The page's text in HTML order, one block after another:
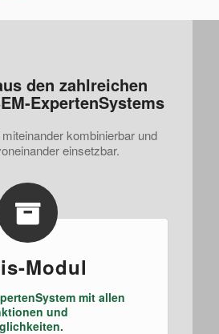
den zahlreichen
ExpertenSystems
kombinierbar und
einsetzbar.
Modul
mit allen
und